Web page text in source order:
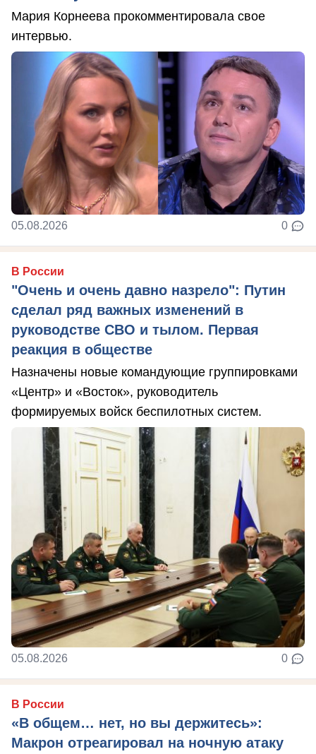
Мария Корнеева прокомментировала свое
интервью.
05.08.2026 0
В России
"Очень и очень давно назрело": Путин
сделал ряд важных изменений в
руководстве СВО и тылом. Первая
реакция в обществе
Назначены новые командующие группировками
«Центр» и «Восток», руководитель
формируемых войск беспилотных систем.
05.08.2026 0
В России
«В общем… нет, но вы держитесь»:
Макрон отреагировал на ночную атаку